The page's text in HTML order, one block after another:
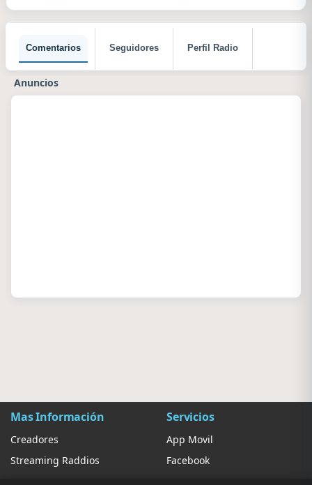
Comentarios Seguidores Perfil Radio
Anuncios
Mas Información
Creadores
Streaming Raddios
Servicios
App Movil
Facebook